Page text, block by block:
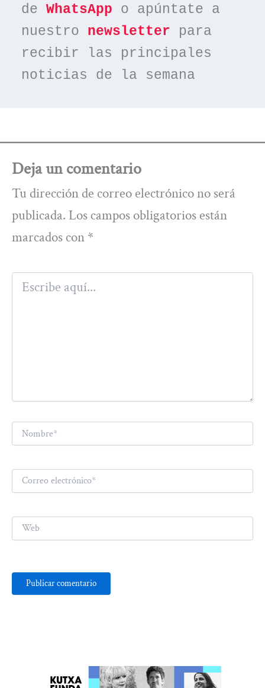
de WhatsApp o apúntate a
nuestro newsletter para
recibir las principales
noticias de la semana
Deja un comentario
Tu dirección de correo electrónico no será
publicada. Los campos obligatorios están
marcados con *
Escribe
aquí...
Nombre*
Correo
electrónico*
Web